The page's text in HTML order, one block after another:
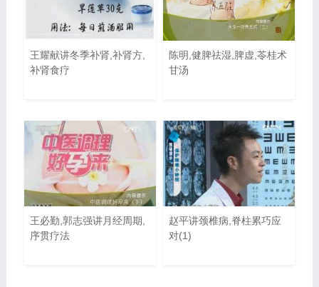
王耀献讲冬季补肾,补肾方,
补肾食疗
陈明,健脾祛湿,脾虚,苓桂术
甘汤
王必勤,郭志强讲月经周期,
序贯疗法
赵平讲颈椎病,脊柱累巧应
对(1)